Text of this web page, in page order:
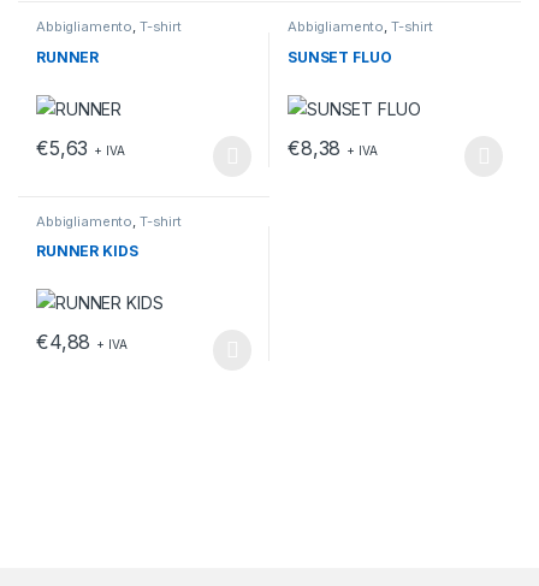
Abbigliamento, T-shirt
RUNNER
€5,63 + IVA
Abbigliamento, T-shirt
SUNSET FLUO
€8,38 + IVA
Abbigliamento T-shirt
RUNNER KIDS
€4,88 + IVA